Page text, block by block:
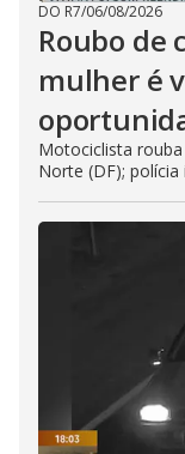
DO R7/06/08/2026
Roubo de
mulher é
Motociclista
Norte (DF);